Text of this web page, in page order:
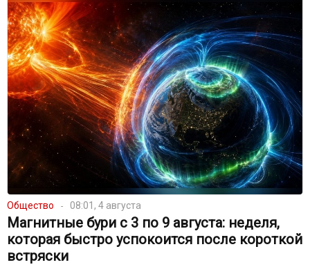
Общество 08:01, 4 августа
Магнитные бури с 3 по 9 августа: неделя,
которая быстро успокоится после короткой
встряски